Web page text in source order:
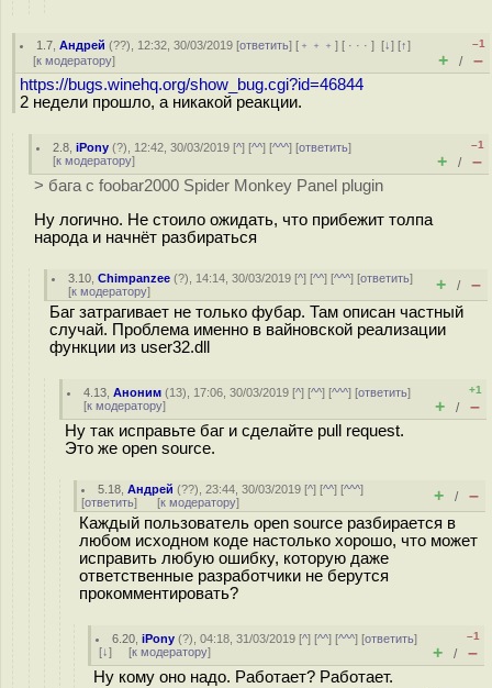
1.7 ,Андрей (??), 12:32, 30/03/2019 [ответить] [ ﹢﹢﹢] [ · · ·][↓] [↑]
[к модератору]
–1
+ / –
https://bugs.winehq.org/show_bug.cgi?id=46844
2 недели прошло, а никакой реакции.
2.8 ,iPony (?), 12:42, 30/03/2019 [^] [^^] [^^^] [ответить]
[к модератору]
–1
+ / –
> бага с foobar2000 Spider Monkey Panel plugin
Ну логично. Не стоило ожидать, что прибежит толпа
народа и начнёт разбираться
3.10 ,Chimpanzee (?), 14:14, 30/03/2019 [^] [^^] [^^^] [ответить]
[к модератору] + / –
Баг затрагивает не только фубар. Там описан частный
случай. Проблема именно в вайновской реализации
функции из user32.dll
4.13 ,Аноним (13), 17:06, 30/03/2019 [^] [^^] [^^^] [ответить]
[к модератору]
+1
+ / –
Ну так исправьте баг и сделайте pull request.
Это же open source.
5.18 ,Андрей (??), 23:44, 30/03/2019 [^] [^^] [^^^]
[ответить] [к модератору] + / –
Каждый пользователь open source разбирается в
любом исходном коде настолько хорошо, что может
исправить любую ошибку, которую даже
ответственные разработчики не берутся
прокомментировать?
6.20 ,iPony (?), 04:18, 31/03/2019 [^] [^^] [^^^] [ответить]
[↓] [к модератору]
–1
+ / –
Ну кому оно надо. Работает? Работает.